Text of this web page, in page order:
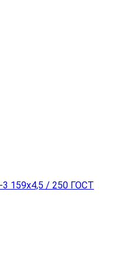
159x4,5 / 250 ГОСТ